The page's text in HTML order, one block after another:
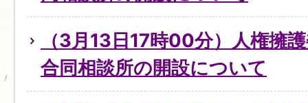
（3月13日17時00分）人権擁
合同相談所の開設について